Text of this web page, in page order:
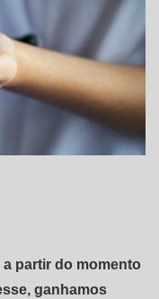
partir do momento
ganhamos